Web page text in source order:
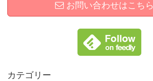
お問い合わせはこちら
カテゴリー